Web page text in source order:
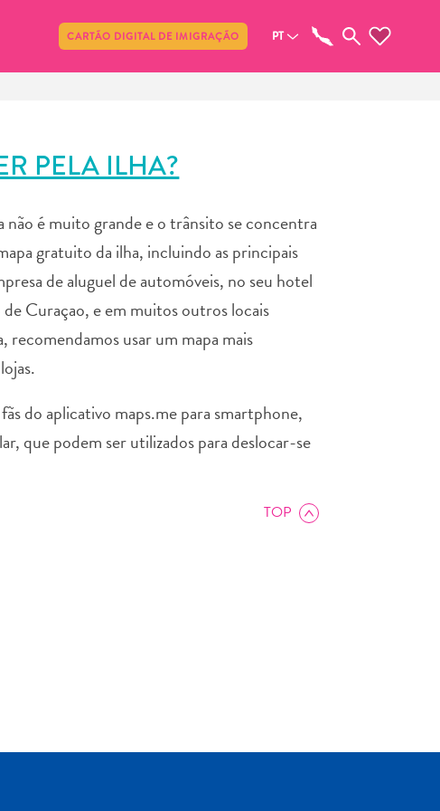
CARTÃO DIGITAL DE IMIGRAÇÃO PT
PELA ILHA?
é muito grande e o trânsito se concentra
gratuito da ilha, incluindo as principais
de aluguel de automóveis, no seu hotel
Curaçao, e em muitos outros locais
recomendamos usar um mapa mais
do aplicativo maps.me para smartphone,
que podem ser utilizados para deslocar-se
TOP
Compartilhar